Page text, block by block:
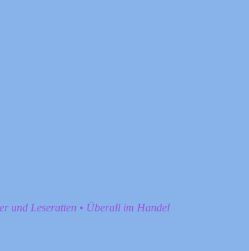
und Leseratten • Überall im Handel